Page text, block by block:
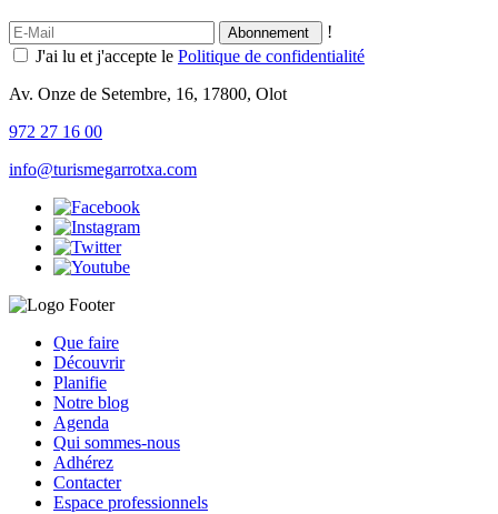
!
J'ai lu et j'accepte le Politique de confidentialité
Av. Onze de Setembre, 16, 17800, Olot
972 27 16 00
info@turismegarrotxa.com
Que faire
Découvrir
Planifie
Notre blog
Agenda
Qui sommes-nous
Adhérez
Contacter
Espace professionnels